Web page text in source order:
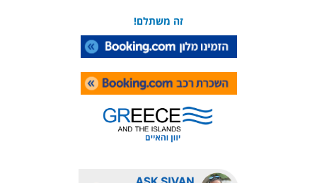
זה משתלם!